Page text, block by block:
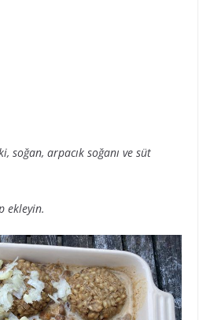
soğan, arpacık soğanı ve süt
ekleyin.